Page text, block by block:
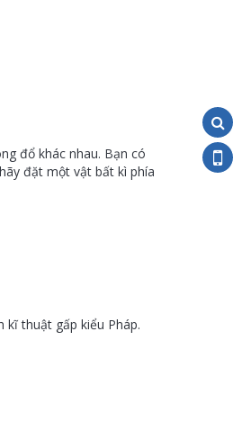
đổ khác nhau. Bạn có
đặt một vật bất kì phía
kĩ thuật gấp kiểu Pháp.